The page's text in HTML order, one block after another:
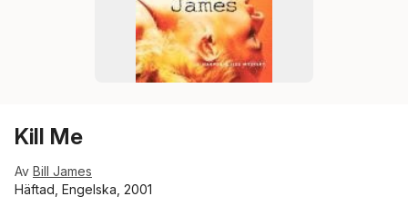
Kill Me
Av Bill James
Häftad, Engelska, 2001